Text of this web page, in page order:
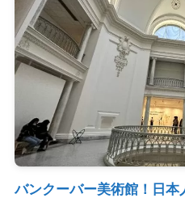
バンクーバー美術館！日